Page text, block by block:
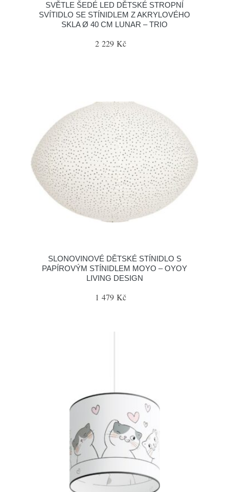
SVĚTLE ŠEDÉ LED DĚTSKÉ STROPNÍ
SVÍTIDLO SE STÍNIDLEM Z AKRYLOVÉHO
SKLA Ø 40 CM LUNAR – TRIO
2 229 Kč
SLONOVINOVÉ DĚTSKÉ STÍNIDLO S
PAPÍROVÝM STÍNIDLEM MOYO – OYOY
LIVING DESIGN
1 479 Kč